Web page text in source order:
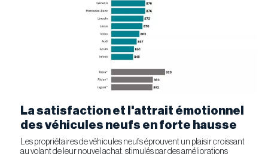
La satisfaction et l'attrait émotionnel
des véhicules neufs en forte hausse
Les propriétaires de véhicules neufs éprouvent un plaisir croissant
au volant de leur nouvel achat, stimulés par des améliorations